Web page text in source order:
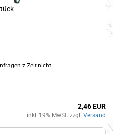
z.Zeit nicht
2,46 EUR
inkl. 19% MwSt. zzgl. Versand